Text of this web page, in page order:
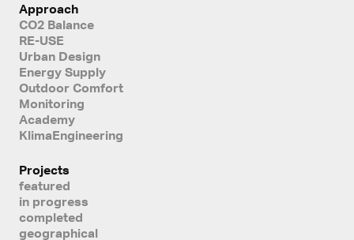
Approach
CO2 Balance
RE-USE
Urban Design
Energy Supply
Outdoor Comfort
Monitoring
Academy
KlimaEngineering
Projects
featured
in progress
completed
geographical